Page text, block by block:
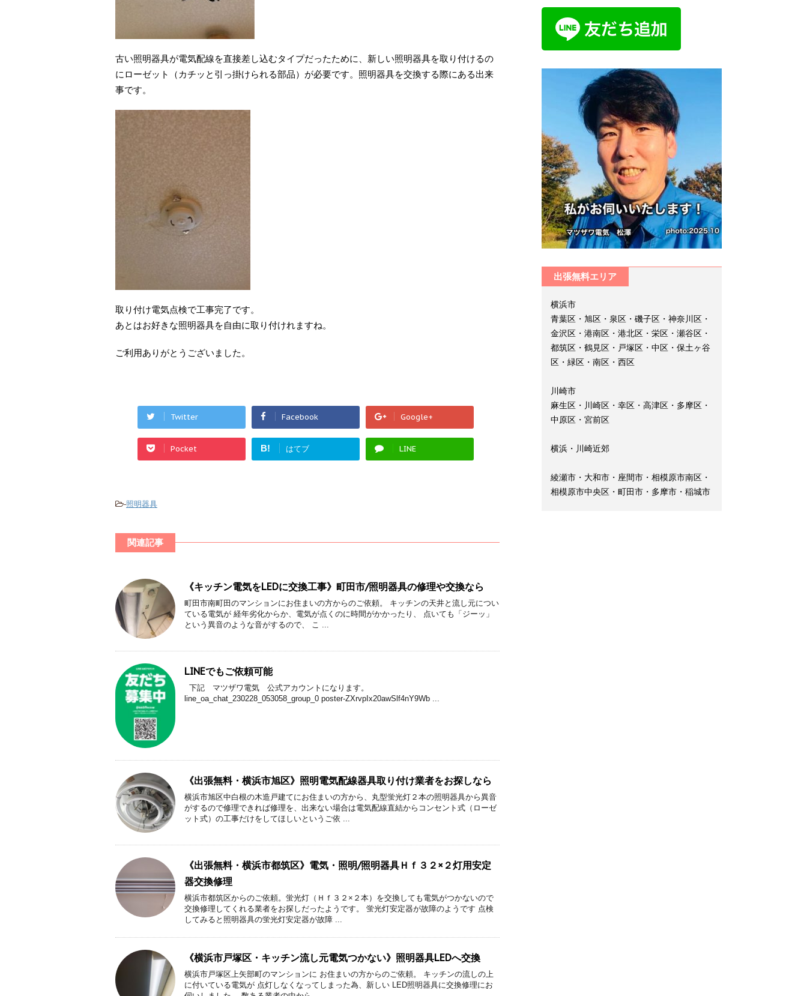
古い照明器具が電気配線を直接差し込むタイプだったために、新しい照明器具を取り付けるの
にローゼット（カチッと引っ掛けられる部品）が必要です。照明器具を交換する際にある出来
事です。
取り付け電気点検で工事完了です。
あとはお好きな照明器具を自由に取り付けれますね。
ご利用ありがとうございました。
Twitter Facebook Google+
Pocket B! はてブ LINE
-照明器具
関連記事
《キッチン電気をLEDに交換工事》町田市/照明器具の修理や交換なら
町田市南町田のマンションにお住まいの方からのご依頼。 キッチンの天井と流し元につい
ている電気が 経年劣化からか、電気が点くのに時間がかかったり、 点いても「ジーッ」
という異音のような音がするので、 こ ...
LINEでもご依頼可能
下記 マツザワ電気 公式アカウントになります。
line_oa_chat_230228_053058_group_0 poster-ZXrvpIx20awSlf4nY9Wb ...
《出張無料・横浜市旭区》照明電気配線器具取り付け業者をお探しなら
横浜市旭区中白根の木造戸建てにお住まいの方から、丸型蛍光灯２本の照明器具から異音
がするので修理できれば修理を、出来ない場合は電気配線直結からコンセント式（ローゼ
ット式）の工事だけをしてほしいというご依 ...
《出張無料・横浜市都筑区》電気・照明/照明器具Ｈｆ３２×２灯用安定
器交換修理
横浜市都筑区からのご依頼。蛍光灯（Ｈｆ３２×２本）を交換しても電気がつかないので
交換修理してくれる業者をお探しだったようです。 蛍光灯安定器が故障のようです 点検
してみると照明器具の蛍光灯安定器が故障 ...
《横浜市戸塚区・キッチン流し元電気つかない》照明器具LEDへ交換
横浜市戸塚区上矢部町のマンションに お住まいの方からのご依頼。 キッチンの流しの上
に付いている電気が 点灯しなくなってしまった為、新しい LED照明器具に交換修理にお
出張無料エリア
横浜市
青葉区・旭区・泉区・磯子区・神奈川区・
金沢区・港南区・港北区・栄区・瀬谷区・
都筑区・鶴見区・戸塚区・中区・保土ヶ谷
区・緑区・南区・西区
川崎市
麻生区・川崎区・幸区・高津区・多摩区・
中原区・宮前区
横浜・川崎近郊
綾瀬市・大和市・座間市・相模原市南区・
相模原市中央区・町田市・多摩市・稲城市